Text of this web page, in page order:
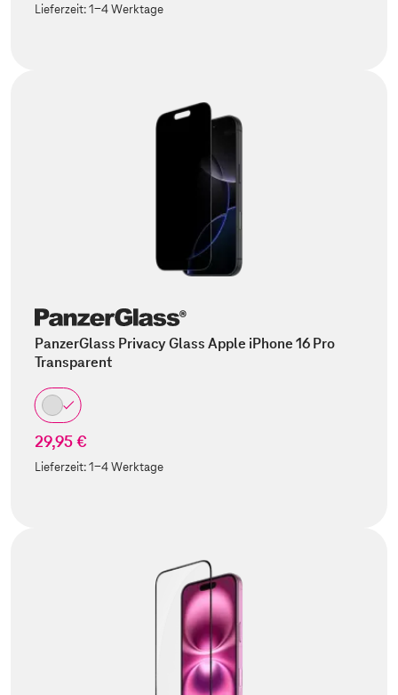
Lieferzeit:1-4 Werktage
PanzerGlass Privacy Glass Apple iPhone 16 Pro
Transparent
29,95 €
Lieferzeit:1-4 Werktage